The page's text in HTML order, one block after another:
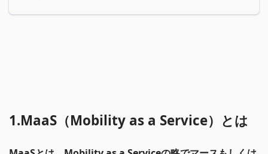
1.MaaS（Mobility as a Service）とは